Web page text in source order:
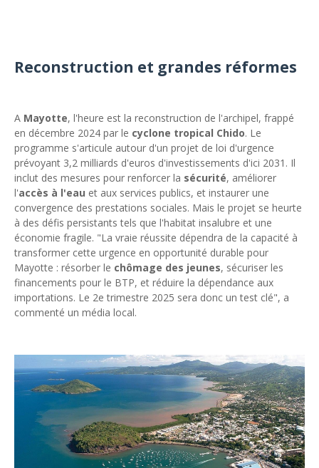
Reconstruction et grandes réformes
A Mayotte, l'heure est la reconstruction de l'archipel, frappé
en décembre 2024 par le cyclone tropical Chido. Le
programme s'articule autour d'un projet de loi d'urgence
prévoyant 3,2 milliards d'euros d'investissements d'ici 2031. Il
inclut des mesures pour renforcer la sécurité, améliorer
l'accès à l'eau et aux services publics, et instaurer une
convergence des prestations sociales. Mais le projet se heurte
à des défis persistants tels que l'habitat insalubre et une
économie fragile. "La vraie réussite dépendra de la capacité à
transformer cette urgence en opportunité durable pour
Mayotte : résorber le chômage des jeunes, sécuriser les
financements pour le BTP, et réduire la dépendance aux
importations. Le 2e trimestre 2025 sera donc un test clé", a
commenté un média local.